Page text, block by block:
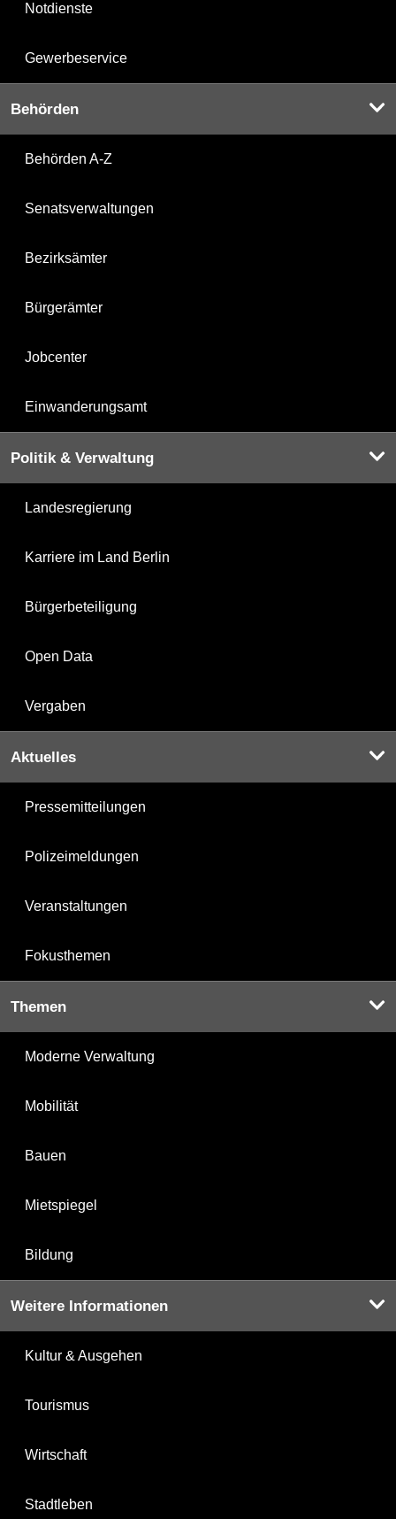
Notdienste
Gewerbeservice
Behörden
Behörden A-Z
Senatsverwaltungen
Bezirksämter
Bürgerämter
Jobcenter
Einwanderungsamt
Politik & Verwaltung
Landesregierung
Karriere im Land Berlin
Bürgerbeteiligung
Open Data
Vergaben
Aktuelles
Pressemitteilungen
Polizeimeldungen
Veranstaltungen
Fokusthemen
Themen
Moderne Verwaltung
Mobilität
Bauen
Mietspiegel
Bildung
Weitere Informationen
Kultur & Ausgehen
Tourismus
Wirtschaft
Stadtleben